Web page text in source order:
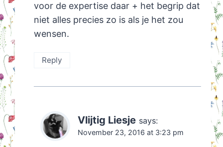
voor de expertise daar + het begrip dat
niet alles precies zo is als je het zou
wensen.
Reply
Vlijtig Liesje says:
November 23, 2016 at 3:23 pm